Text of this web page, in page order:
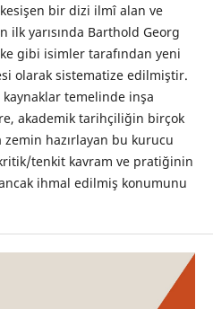
bir dizi ilmî alan ve
ilk yarısında Barthold Georg
gibi isimler tarafından yeni
olarak sistematize edilmiştir.
temelinde inşa
akademik tarihçiliğin birçok
hazırlayan bu kurucu
tenkit kavram ve pratiğinin
ihmal edilmiş konumunu